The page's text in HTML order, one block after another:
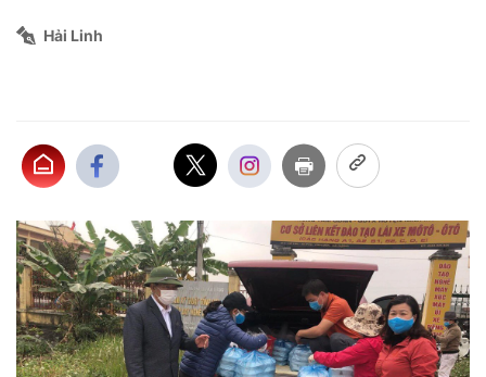
Hải Linh